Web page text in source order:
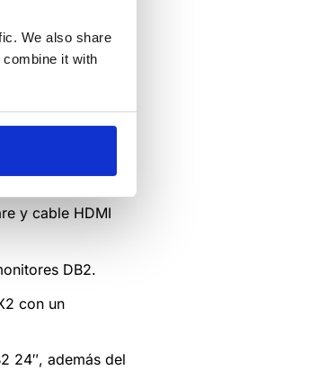
We also share
it with
y cable HDMI
DB2.
con un
24″, además del